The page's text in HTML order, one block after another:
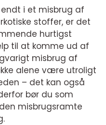
i et misbrug af
stoffer, er det
hurtigst
til at komme ud af
misbrug af
alene være utroligt
– det kan også
bør du som
misbrugsramte